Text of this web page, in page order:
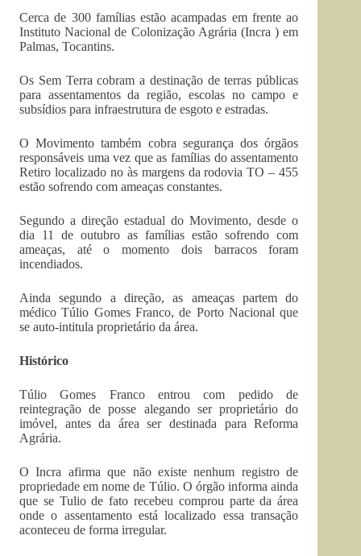
Cerca de 300 famílias estão acampadas em frente ao
Instituto Nacional de Colonização Agrária (Incra ) em
Palmas, Tocantins.
Os Sem Terra cobram a destinação de terras públicas
para assentamentos da região, escolas no campo e
subsídios para infraestrutura de esgoto e estradas.
O Movimento também cobra segurança dos órgãos
responsáveis uma vez que as famílias do assentamento
Retiro localizado no às margens da rodovia TO – 455
estão sofrendo com ameaças constantes.
Segundo a direção estadual do Movimento, desde o
dia 11 de outubro as famílias estão sofrendo com
ameaças, até o momento dois barracos foram
incendiados.
Ainda segundo a direção, as ameaças partem do
médico Túlio Gomes Franco, de Porto Nacional que
se auto-intitula proprietário da área.
Histórico
Túlio Gomes Franco entrou com pedido de
reintegração de posse alegando ser proprietário do
imóvel, antes da área ser destinada para Reforma
Agrária.
O Incra afirma que não existe nenhum registro de
propriedade em nome de Túlio. O órgão informa ainda
que se Tulio de fato recebeu comprou parte da área
onde o assentamento está localizado essa transação
aconteceu de forma irregular.